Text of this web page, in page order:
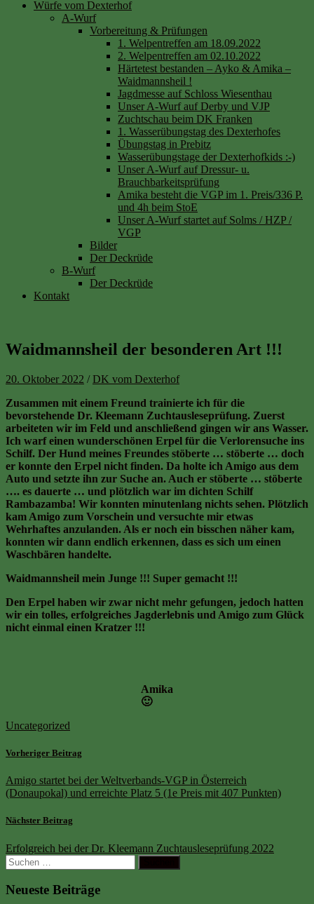
Würfe vom Dexterhof
A-Wurf
Vorbereitung & Prüfungen
1. Welpentreffen am 18.09.2022
2. Welpentreffen am 02.10.2022
Härtetest bestanden – Ayko & Amika –
Waidmannsheil !
Jagdmesse auf Schloss Wiesenthau
Unser A-Wurf auf Derby und VJP
Zuchtschau beim DK Franken
1. Wasserübungstag des Dexterhofes
Übungstag in Prebitz
Wasserübungstage der Dexterhofkids :-)
Unser A-Wurf auf Dressur- u.
Brauchbarkeitsprüfung
Amika besteht die VGP im 1. Preis/336 P.
und 4h beim StoE
Unser A-Wurf startet auf Solms / HZP /
VGP
Bilder
Der Deckrüde
B-Wurf
Der Deckrüde
Kontakt
Waidmannsheil der besonderen Art !!!
20. Oktober 2022 /DK vom Dexterhof
Zusammen mit einem Freund trainierte ich für die
bevorstehende Dr. Kleemann Zuchtausleseprüfung. Zuerst
arbeiteten wir im Feld und anschließend gingen wir ans Wasser.
Ich warf einen wunderschönen Erpel für die Verlorensuche ins
Schilf. Der Hund meines Freundes stöberte … stöberte … doch
er konnte den Erpel nicht finden. Da holte ich Amigo aus dem
Auto und setzte ihn zur Suche an. Auch er stöberte … stöberte
…. es dauerte … und plötzlich war im dichten Schilf
Rambazamba! Wir konnten minutenlang nichts sehen. Plötzlich
kam Amigo zum Vorschein und versuchte mir etwas
Wehrhaftes anzulanden. Als er noch ein bisschen näher kam,
konnten wir dann endlich erkennen, dass es sich um einen
Waschbären handelte.
Waidmannsheil mein Junge !!! Super gemacht !!!
Den Erpel haben wir zwar nicht mehr gefungen, jedoch hatten
wir ein tolles, erfolgreiches Jagderlebnis und Amigo zum Glück
nicht einmal einen Kratzer !!!
Amika
🙂
Uncategorized
Vorheriger Beitrag
Amigo startet bei der Weltverbands-VGP in Österreich
(Donaupokal) und erreichte Platz 5 (1e Preis mit 407 Punkten)
Nächster Beitrag
Erfolgreich bei der Dr. Kleemann Zuchtausleseprüfung 2022
Suchen
nach:
Neueste Beiträge